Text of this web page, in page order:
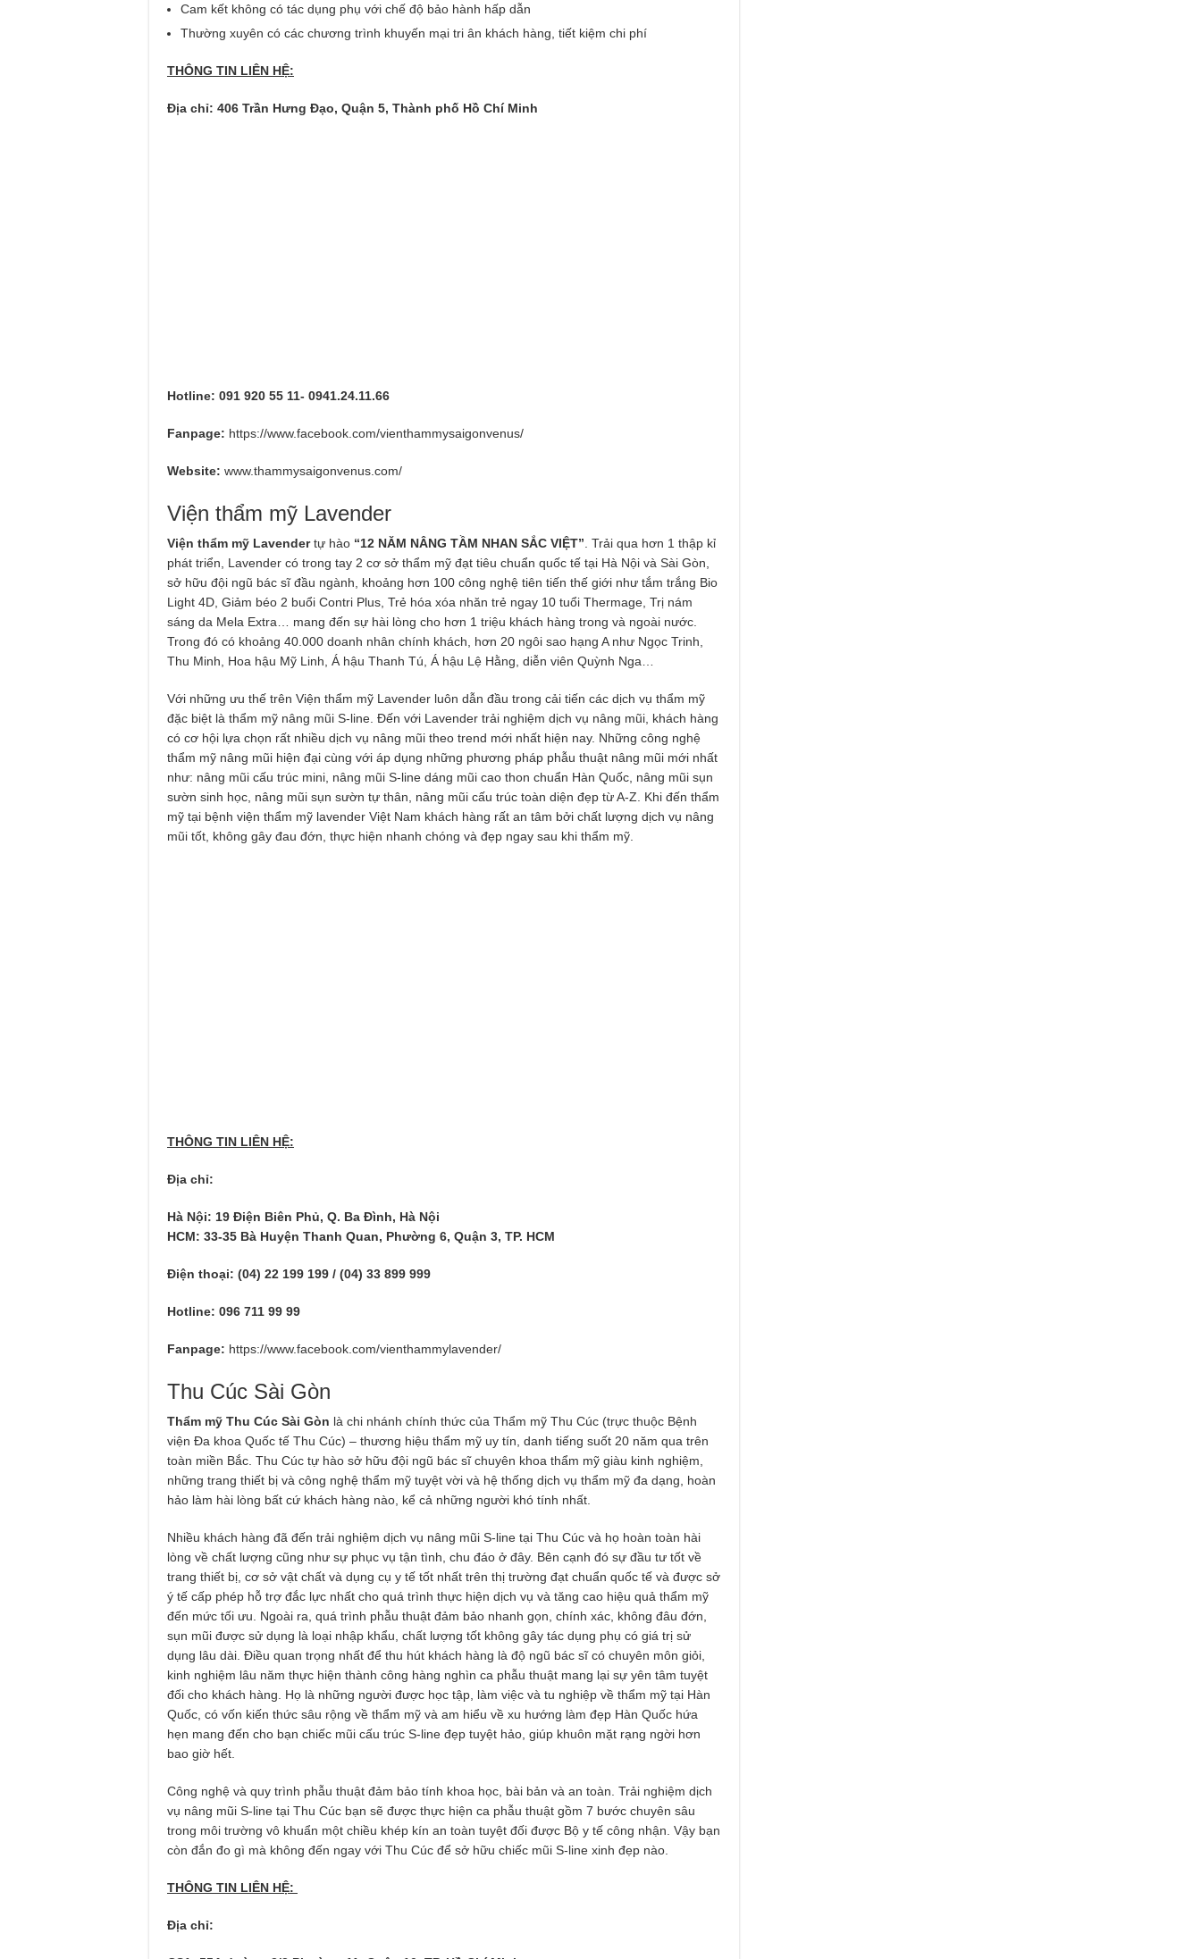
Cam kết không có tác dụng phụ với chế độ bảo hành hấp dẫn
Thường xuyên có các chương trình khuyến mại tri ân khách hàng, tiết kiệm chi phí
THÔNG TIN LIÊN HỆ:
Địa chỉ: 406 Trần Hưng Đạo, Quận 5, Thành phố Hồ Chí Minh
Hotline: 091 920 55 11- 0941.24.11.66
Fanpage: https://www.facebook.com/vienthammysaigonvenus/
Website: www.thammysaigonvenus.com/
Viện thẩm mỹ Lavender
Viện thẩm mỹ Lavendertự hào “12 NĂM NÂNG TẦM NHAN SẮC VIỆT” . Trải qua hơn 1 thập kỉ
phát triển, Lavender có trong tay 2 cơ sở thẩm mỹ đạt tiêu chuẩn quốc tế tại Hà Nội và Sài Gòn,
sở hữu đội ngũ bác sĩ đầu ngành, khoảng hơn 100 công nghệ tiên tiến thế giới như tắm trắng Bio
Light 4D, Giảm béo 2 buổi Contri Plus, Trẻ hóa xóa nhăn trẻ ngay 10 tuổi Thermage, Trị nám
sáng da Mela Extra… mang đến sự hài lòng cho hơn 1 triệu khách hàng trong và ngoài nước.
Trong đó có khoảng 40.000 doanh nhân chính khách, hơn 20 ngôi sao hạng A như Ngọc Trinh,
Thu Minh, Hoa hậu Mỹ Linh, Á hậu Thanh Tú, Á hậu Lệ Hằng, diễn viên Quỳnh Nga…
Với những ưu thế trên Viện thẩm mỹ Lavender luôn dẫn đầu trong cải tiến các dịch vụ thẩm mỹ
đặc biệt là thẩm mỹ nâng mũi S-line. Đến với Lavender trải nghiệm dịch vụ nâng mũi, khách hàng
có cơ hội lựa chọn rất nhiều dịch vụ nâng mũi theo trend mới nhất hiện nay. Những công nghệ
thẩm mỹ nâng mũi hiện đại cùng với áp dụng những phương pháp phẫu thuật nâng mũi mới nhất
như: nâng mũi cấu trúc mini, nâng mũi S-line dáng mũi cao thon chuẩn Hàn Quốc, nâng mũi sụn
sườn sinh học, nâng mũi sụn sườn tự thân, nâng mũi cấu trúc toàn diện đẹp từ A-Z. Khi đến thẩm
mỹ tại bệnh viện thẩm mỹ lavender Việt Nam khách hàng rất an tâm bởi chất lượng dịch vụ nâng
mũi tốt, không gây đau đớn, thực hiện nhanh chóng và đẹp ngay sau khi thẩm mỹ.
THÔNG TIN LIÊN HỆ:
Địa chỉ:
Hà Nội: 19 Điện Biên Phủ, Q. Ba Đình, Hà Nội
HCM: 33-35 Bà Huyện Thanh Quan, Phường 6, Quận 3, TP. HCM
Điện thoại: (04) 22 199 199 / (04) 33 899 999
Hotline: 096 711 99 99
Fanpage: https://www.facebook.com/vienthammylavender/
Thu Cúc Sài Gòn
Thẩm mỹ Thu Cúc Sài Gòn là chi nhánh chính thức của Thẩm mỹ Thu Cúc (trực thuộc Bệnh
viện Đa khoa Quốc tế Thu Cúc) – thương hiệu thẩm mỹ uy tín, danh tiếng suốt 20 năm qua trên
toàn miền Bắc. Thu Cúc tự hào sở hữu đội ngũ bác sĩ chuyên khoa thẩm mỹ giàu kinh nghiệm,
những trang thiết bị và công nghệ thẩm mỹ tuyệt vời và hệ thống dịch vụ thẩm mỹ đa dạng, hoàn
hảo làm hài lòng bất cứ khách hàng nào, kể cả những người khó tính nhất.
Nhiều khách hàng đã đến trải nghiệm dịch vụ nâng mũi S-line tại Thu Cúc và họ hoàn toàn hài
lòng về chất lượng cũng như sự phục vụ tận tình, chu đáo ở đây. Bên cạnh đó sự đầu tư tốt về
trang thiết bị, cơ sở vật chất và dụng cụ y tế tốt nhất trên thị trường đạt chuẩn quốc tế và được sở
ý tế cấp phép hỗ trợ đắc lực nhất cho quá trình thực hiện dịch vụ và tăng cao hiệu quả thẩm mỹ
đến mức tối ưu. Ngoài ra, quá trình phẫu thuật đảm bảo nhanh gọn, chính xác, không đâu đớn,
sụn mũi được sử dụng là loại nhập khẩu, chất lượng tốt không gây tác dụng phụ có giá trị sử
dụng lâu dài. Điều quan trọng nhất để thu hút khách hàng là độ ngũ bác sĩ có chuyên môn giỏi,
kinh nghiệm lâu năm thực hiện thành công hàng nghìn ca phẫu thuật mang lại sự yên tâm tuyệt
đối cho khách hàng. Họ là những người được học tập, làm việc và tu nghiệp về thẩm mỹ tại Hàn
Quốc, có vốn kiến thức sâu rộng về thẩm mỹ và am hiểu về xu hướng làm đẹp Hàn Quốc hứa
hẹn mang đến cho bạn chiếc mũi cấu trúc S-line đẹp tuyệt hảo, giúp khuôn mặt rạng ngời hơn
bao giờ hết.
Công nghệ và quy trình phẫu thuật đảm bảo tính khoa học, bài bản và an toàn. Trải nghiệm dịch
vụ nâng mũi S-line tại Thu Cúc bạn sẽ được thực hiện ca phẫu thuật gồm 7 bước chuyên sâu
trong môi trường vô khuẩn một chiều khép kín an toàn tuyệt đối được Bộ y tế công nhận. Vậy bạn
còn đắn đo gì mà không đến ngay với Thu Cúc để sở hữu chiếc mũi S-line xinh đẹp nào.
THÔNG TIN LIÊN HỆ:
Địa chỉ: